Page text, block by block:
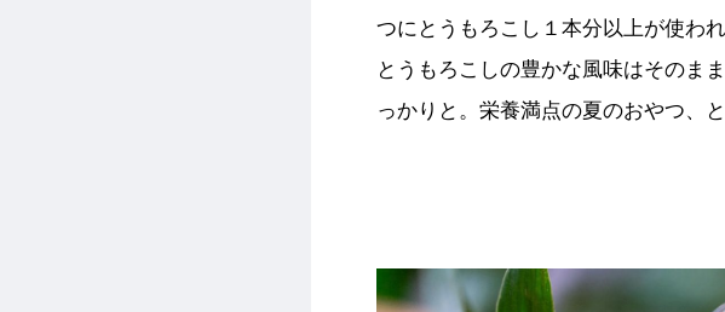
つにとうもろこし１本分以上が使わ
とうもろこしの豊かな風味はそのま
っかりと。栄養満点の夏のおやつ、